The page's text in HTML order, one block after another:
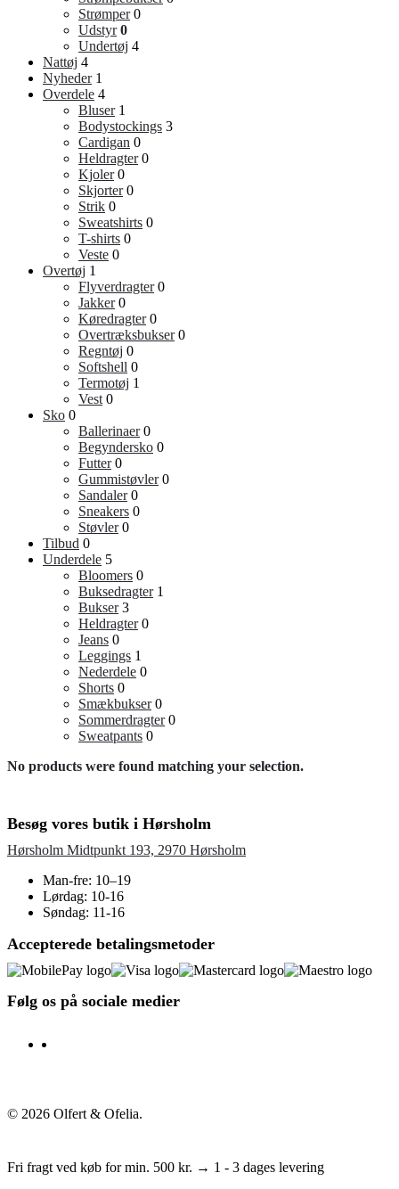
Strømper 0
Udstyr 0
Undertøj 4
Nattøj 4
Nyheder 1
Overdele 4
Bluser 1
Bodystockings 3
Cardigan 0
Heldragter 0
Kjoler 0
Skjorter 0
Strik 0
Sweatshirts 0
T-shirts 0
Veste 0
Overtøj 1
Flyverdragter 0
Jakker 0
Køredragter 0
Overtræksbukser 0
Regntøj 0
Softshell 0
Termotøj 1
Vest 0
Sko 0
Ballerinaer 0
Begyndersko 0
Futter 0
Gummistøvler 0
Sandaler 0
Sneakers 0
Støvler 0
Tilbud 0
Underdele 5
Bloomers 0
Buksedragter 1
Bukser 3
Heldragter 0
Jeans 0
Leggings 1
Nederdele 0
Shorts 0
Smækbukser 0
Sommerdragter 0
Sweatpants 0
No products were found matching your selection.
Besøg vores butik i Hørsholm
Hørsholm Midtpunkt 193, 2970 Hørsholm
Man-fre: 10–19
Lørdag: 10-16
Søndag: 11-16
Accepterede betalingsmetoder
Følg os på sociale medier
© 2026 Olfert & Ofelia.
Fri fragt ved køb for min. 500 kr. → 1 - 3 dages levering